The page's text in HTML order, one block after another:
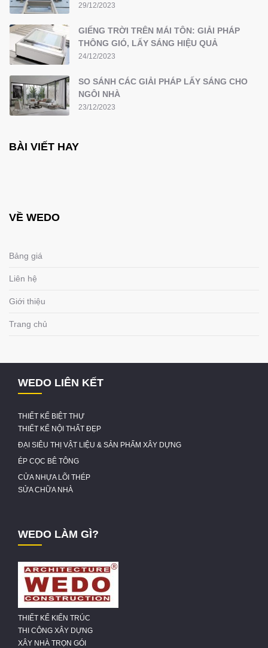
29/12/2023
GIẾNG TRỜI TRÊN MÁI TÔN: GIẢI PHÁP
THÔNG GIÓ, LẤY SÁNG HIỆU QUẢ
24/12/2023
SO SÁNH CÁC GIẢI PHÁP LẤY SÁNG CHO
NGÔI NHÀ
23/12/2023
BÀI VIẾT HAY
VỀ WEDO
Bảng giá
Liên hệ
Giới thiệu
Trang chủ
WEDO LIÊN KẾT
THIẾT KẾ BIỆT THỰ
THIẾT KẾ NỘI THẤT ĐẸP
ĐẠI SIÊU THỊ VẬT LIỆU & SẢN PHẨM XÂY DỰNG
ÉP CỌC BÊ TÔNG
CỬA NHỰA LÕI THÉP
SỬA CHỮA NHÀ
WEDO LÀM GÌ?
THIẾT KẾ KIẾN TRÚC
THI CÔNG XÂY DỰNG
XÂY NHÀ TRỌN GÓI